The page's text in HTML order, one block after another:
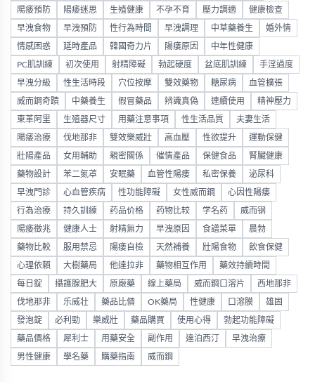
陽痿預防 陽痿迷思 生殖健康 不孕不育 壓力調適 健康檢查
早洩食物 早洩預防 性行為時間 早洩調理 中草藥養生 婚外情
情感困惑 延時產品 韓國奇力片 陽痿原因 中年性健康
PC肌訓練 初次使用 射精障礙 勃起硬度 盆底肌訓練 手淫過度
早洩分級 性生活時段 穴位按摩 雙效藥物 糖尿病 血管擴張
威而鋼奇蹟 中藥養生 假冒藥品 辨識真偽 連續使用 精神壓力
東革阿里 生殖器尺寸 用藥注意事項 性生活品質 夫妻生活
陽痿治療 伐地那非 雙效樂威壯 高血壓 性欲提升 運動保健
壯陽產品 女用輔助 親密關係 催情產品 保健食品 腎臟健康
藥物設計 苯二氮䓬 安眠藥 血管性陽痿 私密保養 泌尿科
早洩門診 心血管疾病 性功能障礙 女性威而鋼 心因性陽痿
行為治療 持久訓練 药品价格 药物比较 学名药 威而钢
陽痿徵兆 健康人士 射精無力 早洩原因 食譜菜單 晨勃
藥物比較 服用禁忌 陽痿自檢 天然補養 壯陽食物 飲食保健
心理依賴 大樹藥局 他達拉非 藥物相互作用 藥效持續時間
每日錠 攝護腺肥大 原廠藥 線上藥局 威而鋼口溶片 西地那非
伐地那非 乐威壮 藥品比價 OK藥局 性健康 口溶膜 雄固
發泡錠 必利勁 樂威壯 藥品購買 使用心得 勃起功能障礙
藥品價格 犀利士 用藥安全 副作用 達泊西汀 早洩治療
男性健康 學名藥 購藥指南 威而鋼